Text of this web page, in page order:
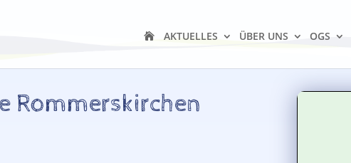
AKTUELLES ÜBER UNS OGS
Rommerskirchen